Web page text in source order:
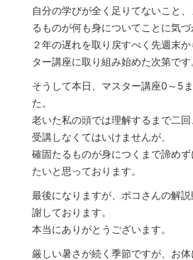
自分の学びが全く足りてないこと
るものが何も身についてことに気づ
２年の遅れを取り戻すべく先週末
ター講座に取り組み始めた次第です
そうして本日、マスター講座0～5
た。
老いた私の頭では理解するまで二
受講しなくてはいけませんが、
確固たるものが身につくまで諦め
たいと思っております。
最後になりますが、ポコさんの解
謝しております。
本当にありがとうございます。
厳しい暑さが続く季節ですが、お